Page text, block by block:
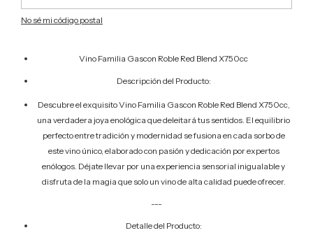
No sé mi código postal
Vino Familia Gascon Roble Red Blend X750cc
Descripción del Producto:
Descubre el exquisito Vino Familia Gascon Roble Red Blend X750cc,
una verdadera joya enológica que deleitará tus sentidos. El equilibrio
perfecto entre tradición y modernidad se fusiona en cada sorbo de
este vino único, elaborado con pasión y dedicación por expertos
enólogos. Déjate llevar por una experiencia sensorial inigualable y
disfruta de la magia que solo un vino de alta calidad puede ofrecer.
---
Detalle del Producto: